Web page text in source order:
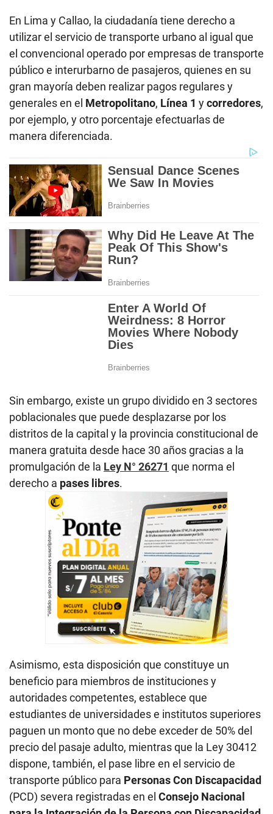
En Lima y Callao, la ciudadanía tiene derecho a
utilizar el servicio de transporte urbano al igual que
el convencional operado por empresas de transporte
público e interurbarno de pasajeros, quienes en su
gran mayoría deben realizar pagos regulares y
generales en el Metropolitano, Línea 1 ycorredores,
por ejemplo, y otro porcentaje efectuarlas de
manera diferenciada.
Sin embargo, existe un grupo dividido en 3 sectores
poblacionales que puede desplazarse por los
distritos de la capital y la provincia constitucional de
manera gratuita desde hace 30 años gracias a la
promulgación de la Ley N° 26271 que norma el
derecho a pases libres.
Asimismo, esta disposición que constituye un
beneficio para miembros de instituciones y
autoridades competentes, establece que
estudiantes de universidades e institutos superiores
paguen un monto que no debe exceder de 50% del
precio del pasaje adulto, mientras que la Ley 30412
dispone, también, el pase libre en el servicio de
transporte público para Personas Con Discapacidad
(PCD) severa registradas en el Consejo Nacional